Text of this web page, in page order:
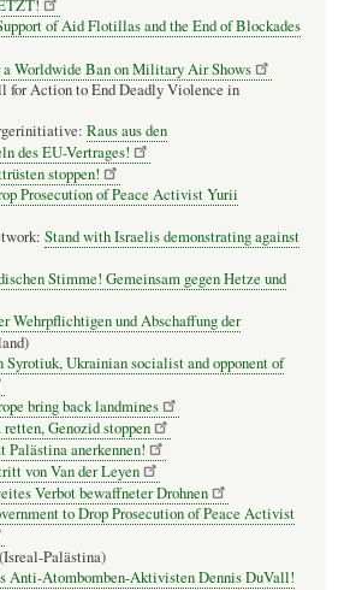
of Aid Flotillas and the End of Blockades
a Worldwide Ban on Military Air Shows
for Action to End Deadly Violence in
Raus aus den
des EU-Vertrages!
stoppen!
Prosecution of Peace Activist Yurii
Stand with Israelis demonstrating against
Stimme! Gemeinsam gegen Hetze und
Wehrpflichtigen und Abschaffung der
Syrotiuk, Ukrainian socialist and opponent of
bring back landmines
Genozid stoppen
Palästina anerkennen!
von Van der Leyen
Verbot bewaffneter Drohnen
to Drop Prosecution of Peace Activist
(Isreal-Palästina)
Anti-Atombomben-Aktivisten Dennis DuVall!